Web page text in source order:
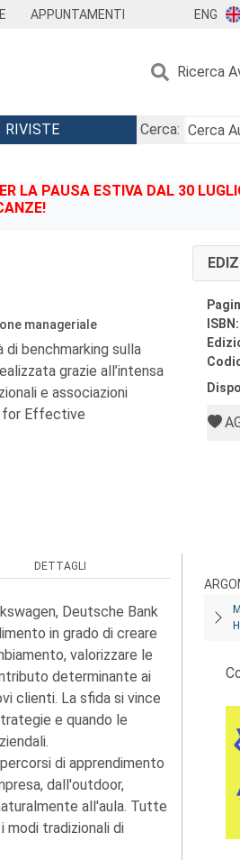
APPUNTAMENTI ENG
Ricerca
RIVISTE
Cerca:
LA PAUSA ESTIVA DAL 30
manageriale
benchmarking sulla
grazie all’intensa
e associazioni
for Effective
ISBN:
DETTAGLI
Deutsche Bank
in grado di creare
valorizzare le
determinante ai
clienti. La sfida si vince
e quando le
di apprendimento
dall'outdoor,
all'aula. Tutte
tradizionali di